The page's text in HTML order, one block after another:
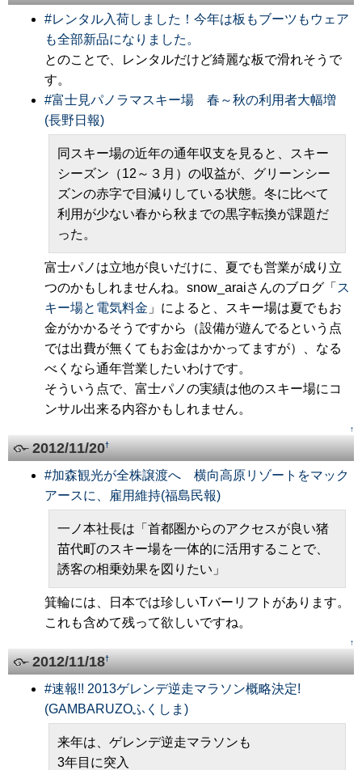
#レンタル入荷しました！今年は板もブーツもウェア
も全部新品になりました。
とのことで、レンタルだけど綺麗な板で滑れそうで
す。
#富士見パノラマスキー場 春～秋の利用者大幅増
(長野日報)
同スキー場の近年の通年収支を見ると、スキー
シーズン（12～３月）の収益が、グリーンシー
ズンの赤字で目減りしている状態。冬に比べて
利用が少ない春から秋までの黒字転換が課題だ
った。
富士パノは立地が良いだけに、夏でも営業が成り立
つのかもしれませんね。snow_araiさんのブログ「 ス
キー場と電気料金 」によると、スキー場は夏でもお
金がかかるそうですから（設備が遊んでるという点
では出費が無くてもお金はかかってますが）、なる
べくなら通年営業したいわけです。
そういう点で、富士パノの実績は他のスキー場にコ
ンサル出来る内容かもしれません。
↑
2012/11/20†
#加森観光が全株譲渡へ 横向高原リゾートをマック
アースに、雇用維持(福島民報)
一ノ本社長は「首都圏からのアクセスが良い猪
苗代町のスキー場を一体的に活用することで、
誘客の相乗効果を図りたい」
箕輪には、日本では珍しいTバーリフトがあります。
これも含めて残って欲しいですね。
↑
2012/11/18†
#速報!! 2013ゲレンデ逆走マラソン概略決定!
(GAMBARUZOふくしま)
来年は、ゲレンデ逆走マラソンも
3年目に突入